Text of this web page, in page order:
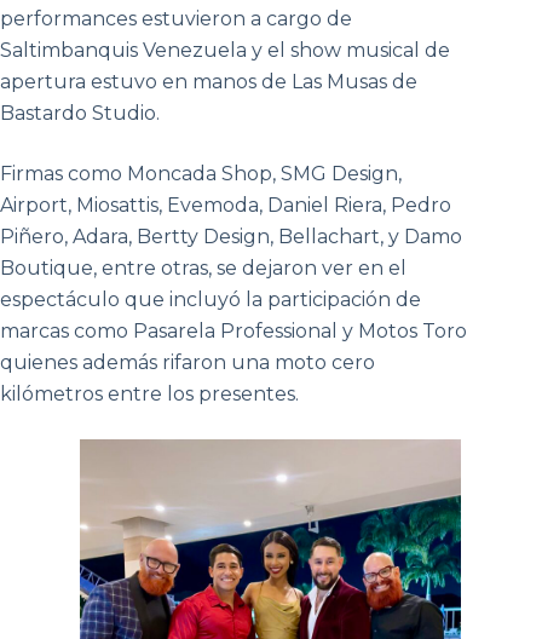
performances estuvieron a cargo de
Saltimbanquis Venezuela y el show musical de
apertura estuvo en manos de Las Musas de
Bastardo Studio.
Firmas como Moncada Shop, SMG Design,
Airport, Miosattis, Evemoda, Daniel Riera, Pedro
Piñero, Adara, Bertty Design, Bellachart, y Damo
Boutique, entre otras, se dejaron ver en el
espectáculo que incluyó la participación de
marcas como Pasarela Professional y Motos Toro
quienes además rifaron una moto cero
kilómetros entre los presentes.